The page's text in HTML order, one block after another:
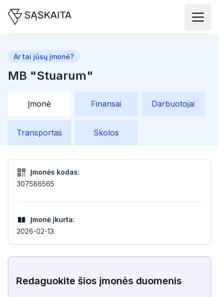
MB "Stuarum"
Ar tai jūsų įmonė?
Įmonė Finansai Darbuotojai
Transportas Skolos
Įmonės kodas:
307586565
Įmonė įkurta:
2026-02-13
Redaguokite šios įmonės duomenis